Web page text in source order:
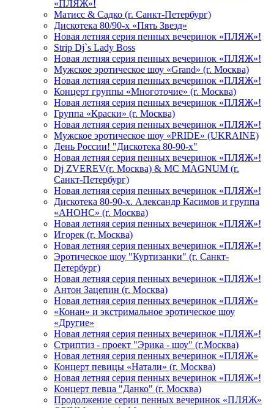
«ПЛЯЖ»!
Матисс & Садко (г. Санкт-Петербург)
Дискотека 80/90-х «Пять Звезд»
Новая летняя серия пенных вечеринок «ПЛЯЖ»!
Strip Dj`s Lady Boss
Новая летняя серия пенных вечеринок «ПЛЯЖ»!
Мужское эротическое шоу «Grand» (г. Москва)
Новая летняя серия пенных вечеринок «ПЛЯЖ»!
Концерт группы «Многоточие» (г. Москва)
Новая летняя серия пенных вечеринок «ПЛЯЖ»!
Группа «Краски» (г. Москва)
Новая летняя серия пенных вечеринок «ПЛЯЖ»!
Мужское эротическое шоу «PRIDE» (UKRAINE)
День России! "Дискотека 80-90-х"
Новая летняя серия пенных вечеринок «ПЛЯЖ»!
Dj ZVEREV(г. Москва) & MC MAGNUM (г.
Санкт-Петербург)
Новая летняя серия пенных вечеринок «ПЛЯЖ»!
Дискотека 80-90-х. Александр Касимов и группа
«АНОНС» (г. Москва)
Новая летняя серия пенных вечеринок «ПЛЯЖ»!
Игорек (г. Москва)
Новая летняя серия пенных вечеринок «ПЛЯЖ»!
Эротическое шоу "Куртизанки" (г. Санкт-
Петербург)
Новая летняя серия пенных вечеринок «ПЛЯЖ»!
Антон Зацепин (г. Москва)
Новая летняя серия пенных вечеринок «ПЛЯЖ»
«Конан» и экстримальное эротическое шоу
«Другие»
Новая летняя серия пенных вечеринок «ПЛЯЖ»!
Стриптиз - проект "Эрика - шоу" (г.Москва)
Новая летняя серия пенных вечеринок «ПЛЯЖ»
Концерт певицы «Натали» (г. Москва)
Новая летняя серия пенных вечеринок «ПЛЯЖ»!
Концерт певца "Данко" (г. Москва)
Продолжение серии пенных вечеринок «ПЛЯЖ»